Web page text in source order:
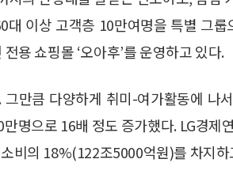
이상 고객층 10만여명을 특별 그룹
용 쇼핑몰 ‘오아후’를 운영하고 있다.
만큼 다양하게 취미-여가활동에 나
명으로 16배 정도 증가했다. LG경제
비의 18%(122조5000억원)를 차지